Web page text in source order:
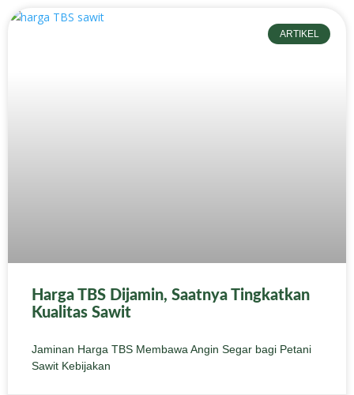
ARTIKEL
Harga TBS Dijamin, Saatnya Tingkatkan
Kualitas Sawit
Jaminan Harga TBS Membawa Angin Segar bagi Petani
Sawit Kebijakan